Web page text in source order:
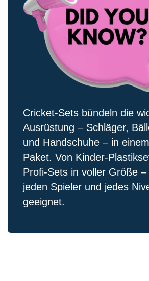
Cricket-Sets bündeln die
Ausrüstung – Schläger,
und Handschuhe – in
Paket. Von Kinder-
Profi-Sets in voller Größe
jeden Spieler und jedes
geeignet.